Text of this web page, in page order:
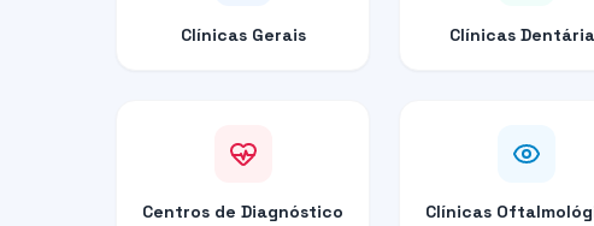
Clínicas Gerais Clínicas
Centros de Diagnóstico Clínicas